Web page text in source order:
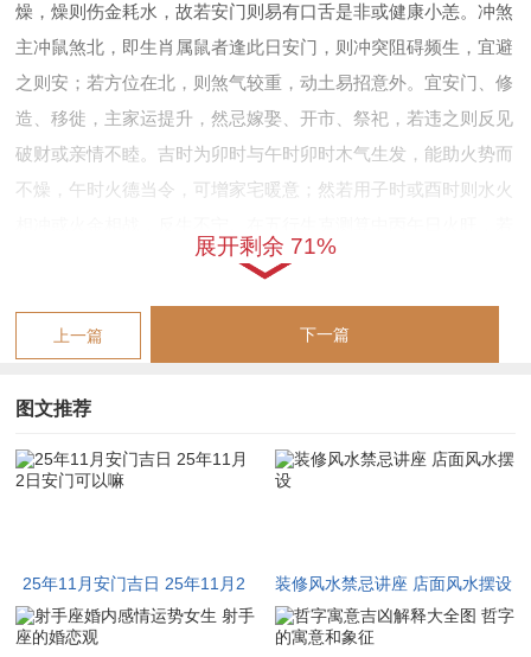
燥，燥则伤金耗水，故若安门则易有口舌是非或健康小恙。冲煞
主冲鼠煞北，即生肖属鼠者逢此日安门，则冲突阻碍频生，宜避
之则安；若方位在北，则煞气较重，动土易招意外。宜安门、修
造、移徙，主家运提升，然忌嫁娶、开市、祭祀，若违之则反见
破财或亲情不睦。吉时为卯时与午时卯时木气生发，能助火势而
不燥，午时火德当令，可增家宅暖意；然若用子时或酉时则水火
命主八字喜火则安门可助运势，如事业兴隆或人际和谐；然若命
之疾或精力不济。干支互动上丙午日与乙巳流年形成火势叠加，
虽主热情积极，然午午自刑则内心易生纠结，子午冲则突发变故
可能，故安门须择吉时并辅以祈福。若调候得宜，如择水旺之时
不宁。
初五日丙申日，在安门择吉中申金制乙木，主事业稳固与财源渐
聚，然金木相战则易有竞争压力，若安门则需避西方煞气。冲煞
主冲虎煞南，生肖属虎者逢之不宜，吉时为巳时与申时巳时火生
展开剩余 71%
上一篇 下一篇
图文推荐
25年11月安门吉日 25年11月2
日安门可以嘛
装修风水禁忌讲座 店面风水摆设